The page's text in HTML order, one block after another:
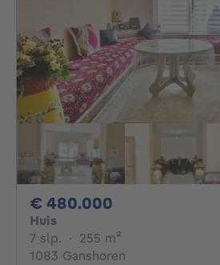
€ 480.000
Huis
7 slp. 7 slaapkamers
· 255 m²
1083 Ganshoren